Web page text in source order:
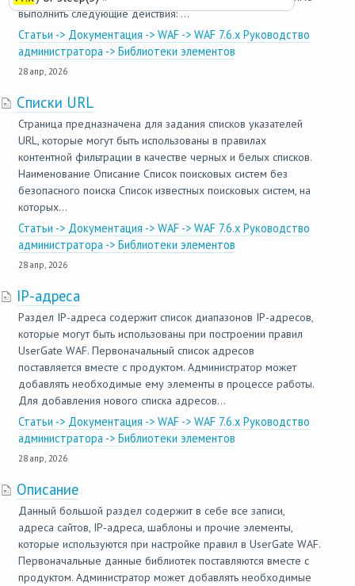
выполнить следующие действия: ...
Статьи -> Документация -> WAF -> WAF 7.6.x Руководство
администратора -> Библиотеки элементов
28 апр, 2026
Списки URL
Страница предназначена для задания списков указателей
URL, которые могут быть использованы в правилах
контентной фильтрации в качестве черных и белых списков.
Наименование Описание Список поисковых систем без
безопасного поиска Список известных поисковых систем, на
которых...
Статьи -> Документация -> WAF -> WAF 7.6.x Руководство
администратора -> Библиотеки элементов
28 апр, 2026
IP-адреса
Раздел IP-адреса содержит список диапазонов IP-адресов,
которые могут быть использованы при построении правил
UserGate WAF. Первоначальный список адресов
поставляется вместе с продуктом. Администратор может
добавлять необходимые ему элементы в процессе работы.
Для добавления нового списка адресов...
Статьи -> Документация -> WAF -> WAF 7.6.x Руководство
администратора -> Библиотеки элементов
28 апр, 2026
Описание
Данный большой раздел содержит в себе все записи,
адреса сайтов, IP-адреса, шаблоны и прочие элементы,
которые используются при настройке правил в UserGate WAF.
Первоначальные данные библиотек поставляются вместе с
продуктом. Администратор может добавлять необходимые